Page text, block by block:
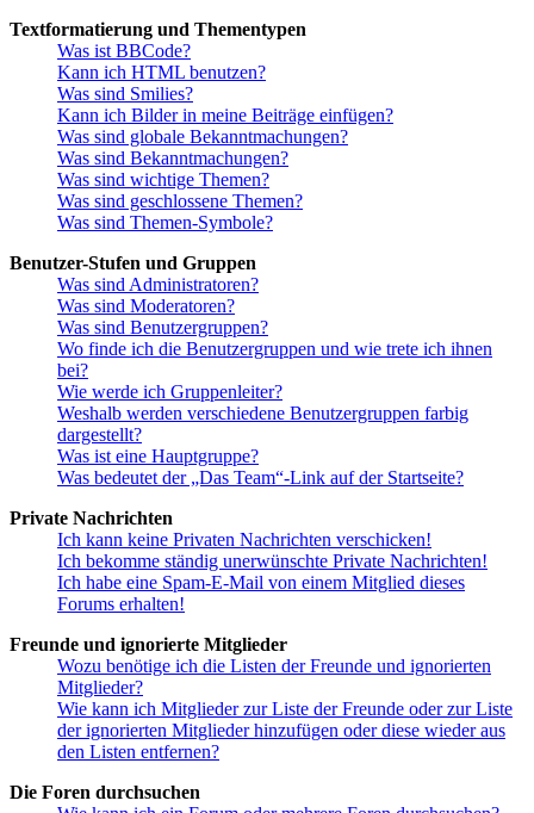
Textformatierung und Thementypen
Was ist BBCode?
Kann ich HTML benutzen?
Was sind Smilies?
Kann ich Bilder in meine Beiträge einfügen?
Was sind globale Bekanntmachungen?
Was sind Bekanntmachungen?
Was sind wichtige Themen?
Was sind geschlossene Themen?
Was sind Themen-Symbole?
Benutzer-Stufen und Gruppen
Was sind Administratoren?
Was sind Moderatoren?
Was sind Benutzergruppen?
Wo finde ich die Benutzergruppen und wie trete ich ihnen
bei?
Wie werde ich Gruppenleiter?
Weshalb werden verschiedene Benutzergruppen farbig
dargestellt?
Was ist eine Hauptgruppe?
Was bedeutet der „Das Team“-Link auf der Startseite?
Private Nachrichten
Ich kann keine Privaten Nachrichten verschicken!
Ich bekomme ständig unerwünschte Private Nachrichten!
Ich habe eine Spam-E-Mail von einem Mitglied dieses
Forums erhalten!
Freunde und ignorierte Mitglieder
Wozu benötige ich die Listen der Freunde und ignorierten
Mitglieder?
Wie kann ich Mitglieder zur Liste der Freunde oder zur Liste
der ignorierten Mitglieder hinzufügen oder diese wieder aus
den Listen entfernen?
Die Foren durchsuchen